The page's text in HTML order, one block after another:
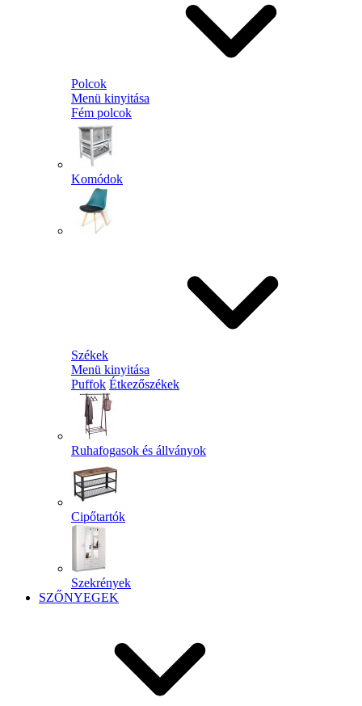
Polcok
Menü kinyitása
Fém polcok
Komódok
Székek
Menü kinyitása
Puffok Étkezőszékek
Ruhafogasok és állványok
Cipőtartók
Szekrények
SZŐNYEGEK